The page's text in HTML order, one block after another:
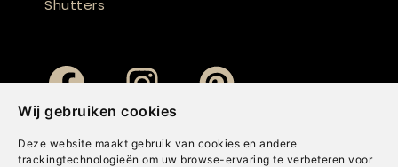
Wij gebruiken cookies
Deze website maakt gebruik van cookies en andere
trackingtechnologieën om uw browse-ervaring te verbeteren voor
Shutters